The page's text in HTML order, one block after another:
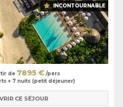
INCONTOURNABLE
de 7895 €/pers
+ 7 nuits (petit déjeuner)
CE SÉJOUR